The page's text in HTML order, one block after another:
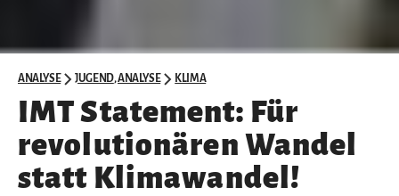
ANALYSE JUGEND,ANALYSE KLIMA
IMT Statement: Für
revolutionären Wandel
statt Klimawandel!